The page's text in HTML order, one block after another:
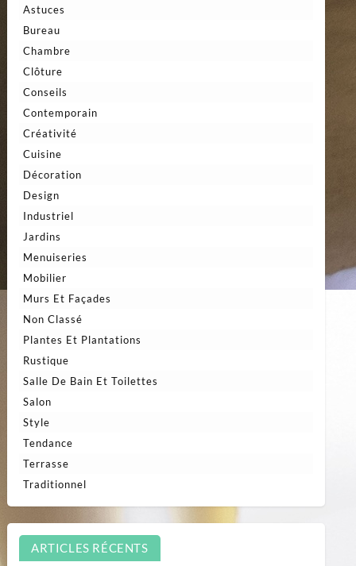
Astuces
Bureau
Chambre
Clôture
Conseils
Contemporain
Créativité
Cuisine
Décoration
Design
Industriel
Jardins
Menuiseries
Mobilier
Murs Et Façades
Non Classé
Plantes Et Plantations
Rustique
Salle De Bain Et Toilettes
Salon
Style
Tendance
Terrasse
Traditionnel
ARTICLES RÉCENTS